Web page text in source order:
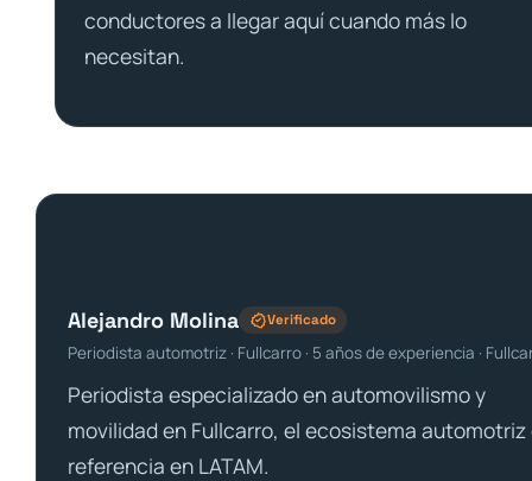
conductores a llegar aquí cuando más lo
necesitan.
Alejandro Molina Verificado
Periodista automotriz · Fullcarro · 5 años de experiencia ·
Periodista especializado en automovilismo y
movilidad en Fullcarro, el ecosistema automotriz
referencia en LATAM.